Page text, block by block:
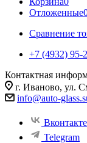
Отложенные
Сравнение
+7 (4932) 95-
Контактная
г. Иваново, ул.
info@auto-
Вконтакте
Telegram